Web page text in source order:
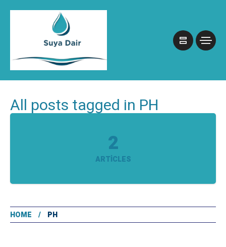
All posts tagged in PH
2
ARTICLES
HOME PH